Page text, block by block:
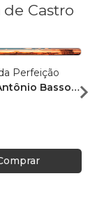
Castro
Perfeição
Basso